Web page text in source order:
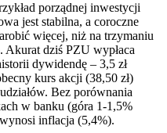
porządnej inwestycji
jest stabilna, a coroczne
więcej, niż na trzymaniu
dziś PZU wypłaca
dywidendę – 3,5 zł
kurs akcji (38,50 zł)
Bez porównania
w banku (góra 1-1,5%
inflacja (5,4%).